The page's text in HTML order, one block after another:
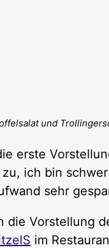
und
erste
ich bin
sehr
die Vorstellung
im